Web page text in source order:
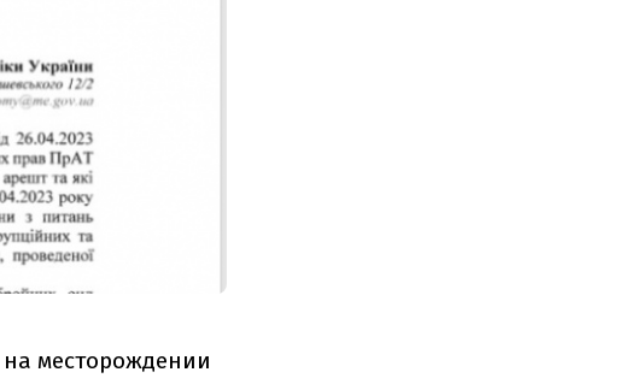
месторождении